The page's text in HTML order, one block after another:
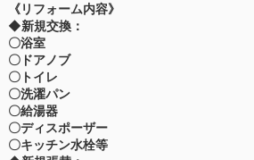
《リフォーム内容》
◆新規交換：
〇浴室
〇ドアノブ
〇トイレ
〇洗濯パン
〇給湯器
〇ディスポーザー
〇キッチン水栓等